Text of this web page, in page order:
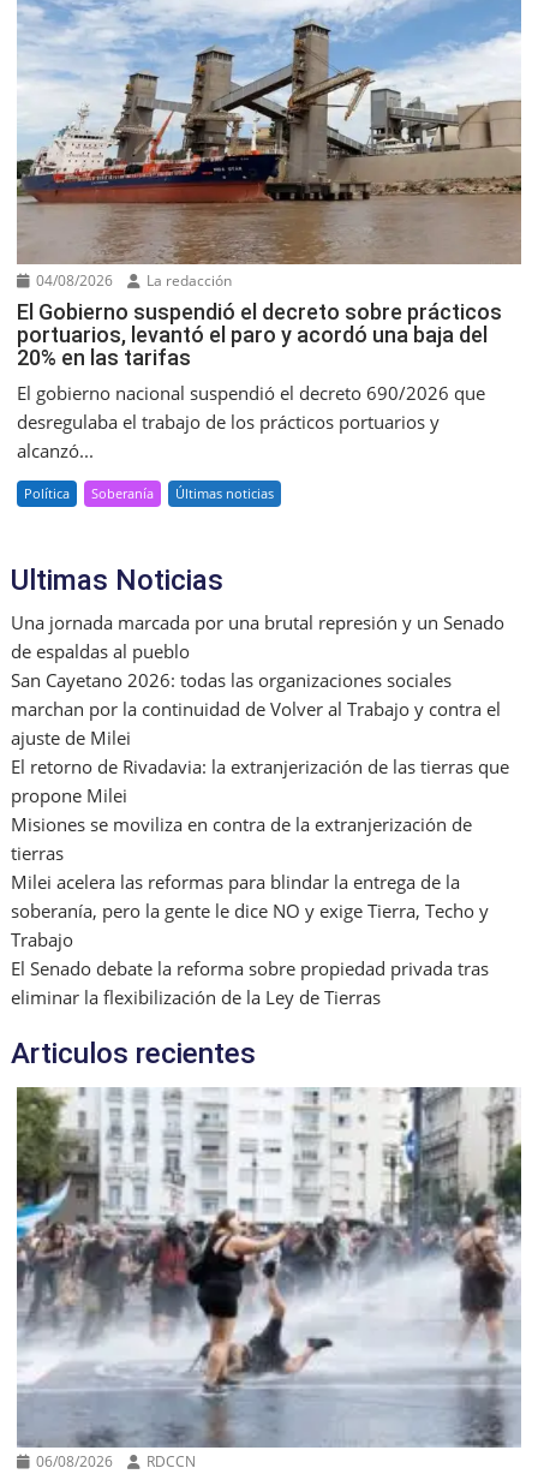
04/08/2026 La redacción
El Gobierno suspendió el decreto sobre prácticos
portuarios, levantó el paro y acordó una baja del
20% en las tarifas
El gobierno nacional suspendió el decreto 690/2026 que
desregulaba el trabajo de los prácticos portuarios y
alcanzó...
Política Soberanía Últimas noticias
Ultimas Noticias
Una jornada marcada por una brutal represión y un Senado
de espaldas al pueblo
San Cayetano 2026: todas las organizaciones sociales
marchan por la continuidad de Volver al Trabajo y contra el
ajuste de Milei
El retorno de Rivadavia: la extranjerización de las tierras que
propone Milei
Misiones se moviliza en contra de la extranjerización de
tierras
Milei acelera las reformas para blindar la entrega de la
soberanía, pero la gente le dice NO y exige Tierra, Techo y
Trabajo
El Senado debate la reforma sobre propiedad privada tras
eliminar la flexibilización de la Ley de Tierras
Articulos recientes
06/08/2026 RDCCN